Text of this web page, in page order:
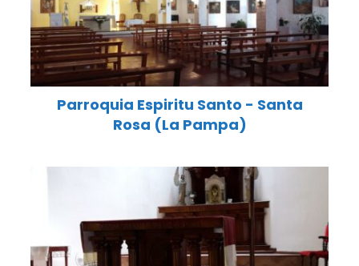
Parroquia Espiritu Santo - Santa
Rosa (La Pampa)